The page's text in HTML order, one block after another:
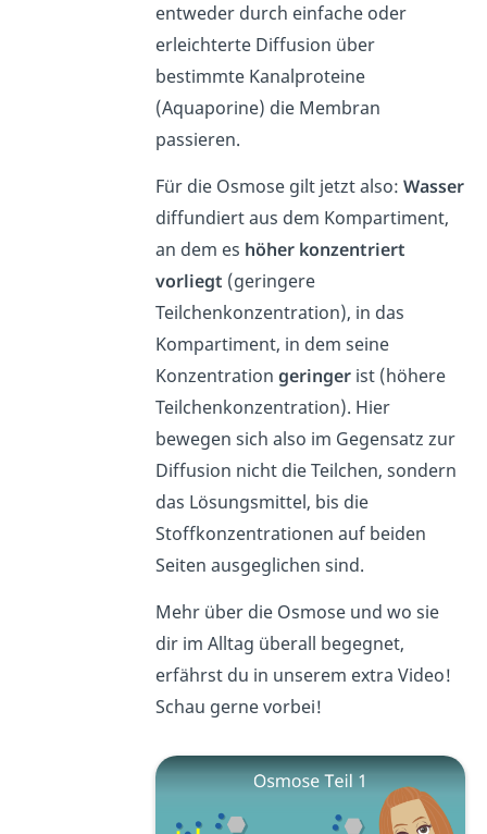
entweder durch einfache oder
erleichterte Diffusion über
bestimmte Kanalproteine
(Aquaporine) die Membran
passieren.
Für die Osmose gilt jetzt also:Wasser
diffundiert aus dem Kompartiment,
an dem es höher konzentriert
vorliegt (geringere
Teilchenkonzentration), in das
Kompartiment, in dem seine
Konzentrationgeringer ist (höhere
Teilchenkonzentration). Hier
bewegen sich also im Gegensatz zur
Diffusion nicht die Teilchen, sondern
das Lösungsmittel, bis die
Stoffkonzentrationen auf beiden
Seiten ausgeglichen sind.
Mehr über die Osmose und wo sie
dir im Alltag überall begegnet,
erfährst du in unserem extra Video!
Schau gerne vorbei!